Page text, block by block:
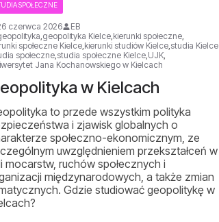
SPOŁECZNE
czerwca 2026
EB
,geopolityka Kielce,kierunki społeczne,
społeczne Kielce,kierunki studiów Kielce,studia Kielce
społeczne,studia społeczne Kielce,UJK,
Jana Kochanowskiego w Kielcach
w Kielcach
to przede wszystkim polityka
i zjawisk globalnych o
społeczno-ekonomicznym, ze
uwzględnieniem przekształceń w
mocarstw, ruchów społecznych i
międzynarodowych, a także zmian
Gdzie studiować geopolitykę w